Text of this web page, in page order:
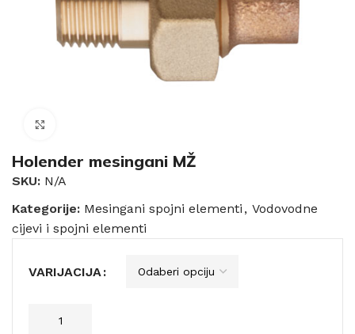
Holender mesingani MŽ
SKU: N/A
Kategorije: Mesingani spojni elementi , Vodovodne
cijevi i spojni elementi
VARIJACIJA